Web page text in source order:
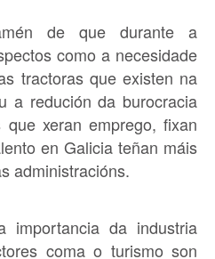
de que durante a
como a necesidade
tractoras que existen na
a redución da burocracia
xeran emprego, fixan
en Galicia teñan máis
administracións.
importancia da industria
coma o turismo son